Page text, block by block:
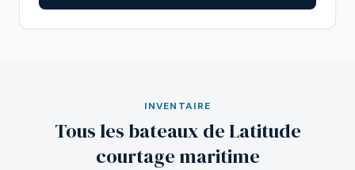
INVENTAIRE
Tous les bateaux de Latitude
courtage maritime